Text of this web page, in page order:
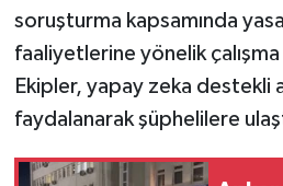
soruşturma kapsamında
faaliyetlerine yönelik
Ekipler, yapay zeka destekli
faydalanarak şüphelilere
Yaşam